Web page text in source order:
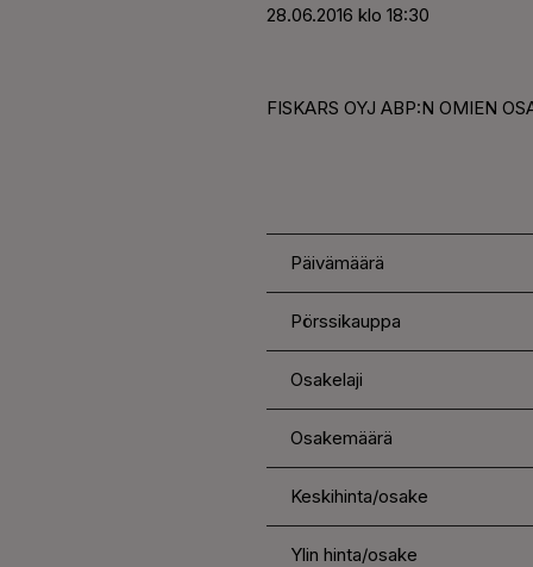
28.06.2016 klo 18:30
FISKARS OYJ ABP:N OMIEN
Päivämäärä
Pörssikauppa
Osakelaji
Osakemäärä
Keskihinta/osake
Ylin hinta/osake